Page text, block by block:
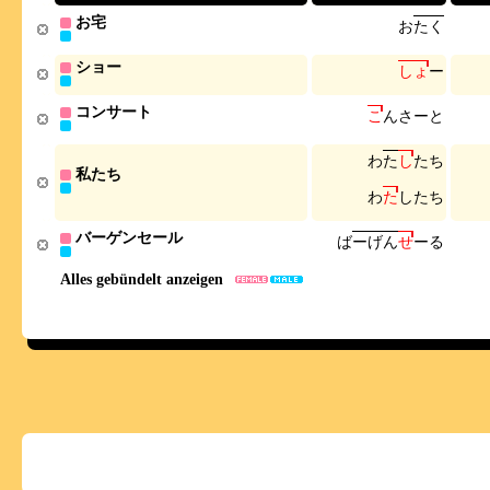
Alles gebündelt anzeigen
お宅 おた く
ショー し ょー
コンサート こんさ ーと
私たち
わた したち
わたしたち
バーゲンセール ばーげんせーる